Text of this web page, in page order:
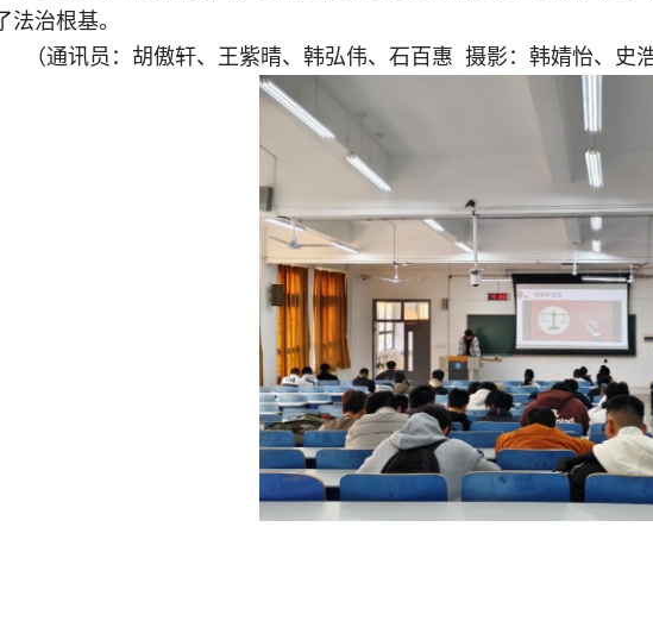
了法治根基。
（通讯员：胡傲轩、王紫晴、韩弘伟、石百惠 摄影：韩婧怡、史浩